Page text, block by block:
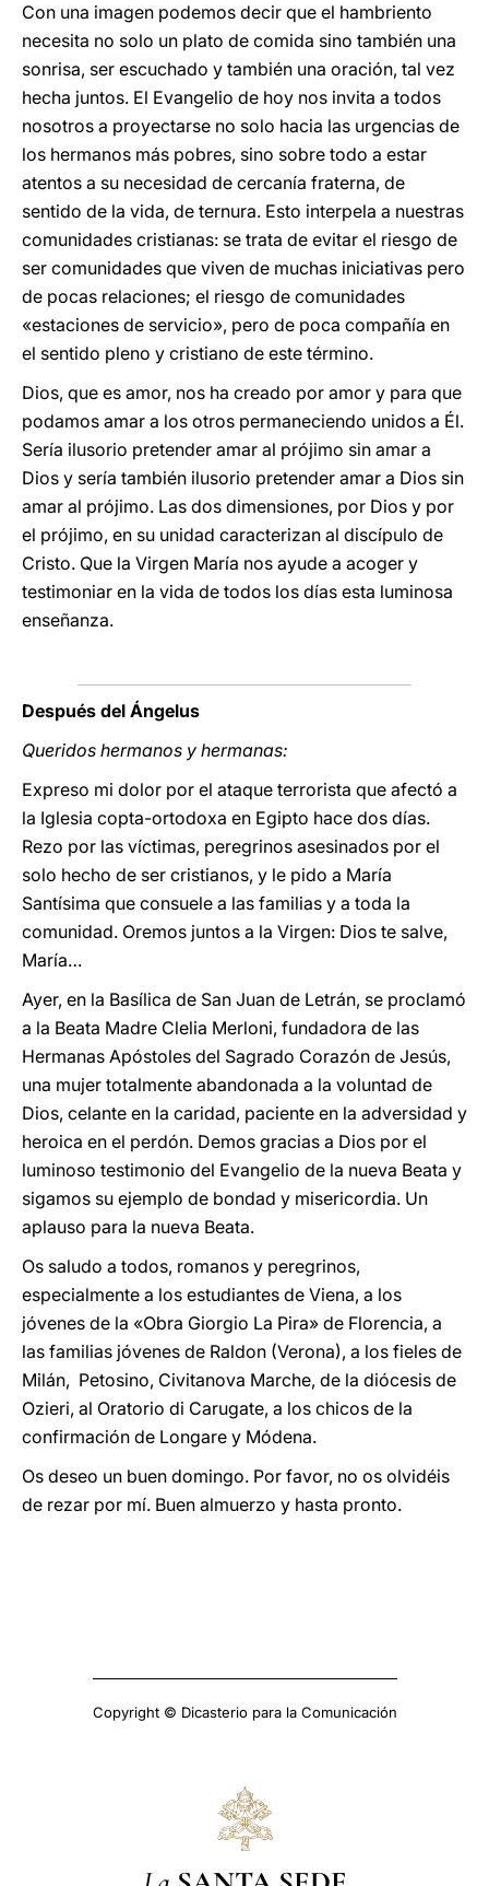
Con una imagen podemos decir que el hambriento
necesita no solo un plato de comida sino también una
sonrisa, ser escuchado y también una oración, tal vez
hecha juntos. El Evangelio de hoy nos invita a todos
nosotros a proyectarse no solo hacia las urgencias de
los hermanos más pobres, sino sobre todo a estar
atentos a su necesidad de cercanía fraterna, de
sentido de la vida, de ternura. Esto interpela a nuestras
comunidades cristianas: se trata de evitar el riesgo de
ser comunidades que viven de muchas iniciativas pero
de pocas relaciones; el riesgo de comunidades
«estaciones de servicio», pero de poca compañía en
el sentido pleno y cristiano de este término.
Dios, que es amor, nos ha creado por amor y para que
podamos amar a los otros permaneciendo unidos a Él.
Sería ilusorio pretender amar al prójimo sin amar a
Dios y sería también ilusorio pretender amar a Dios sin
amar al prójimo. Las dos dimensiones, por Dios y por
el prójimo, en su unidad caracterizan al discípulo de
Cristo. Que la Virgen María nos ayude a acoger y
testimoniar en la vida de todos los días esta luminosa
enseñanza.
Después del Ángelus
Queridos hermanos y hermanas:
Expreso mi dolor por el ataque terrorista que afectó a
la Iglesia copta-ortodoxa en Egipto hace dos días.
Rezo por las víctimas, peregrinos asesinados por el
solo hecho de ser cristianos, y le pido a María
Santísima que consuele a las familias y a toda la
comunidad. Oremos juntos a la Virgen: Dios te salve,
María…
Ayer, en la Basílica de San Juan de Letrán, se proclamó
a la Beata Madre Clelia Merloni, fundadora de las
Hermanas Apóstoles del Sagrado Corazón de Jesús,
una mujer totalmente abandonada a la voluntad de
Dios, celante en la caridad, paciente en la adversidad y
heroica en el perdón. Demos gracias a Dios por el
luminoso testimonio del Evangelio de la nueva Beata y
sigamos su ejemplo de bondad y misericordia. Un
aplauso para la nueva Beata.
Os saludo a todos, romanos y peregrinos,
especialmente a los estudiantes de Viena, a los
jóvenes de la «Obra Giorgio La Pira» de Florencia, a
las familias jóvenes de Raldon (Verona), a los fieles de
Milán, Petosino, Civitanova Marche, de la diócesis de
Ozieri, al Oratorio di Carugate, a los chicos de la
confirmación de Longare y Módena.
Os deseo un buen domingo. Por favor, no os olvidéis
de rezar por mí. Buen almuerzo y hasta pronto.
Copyright © Dicasterio para la Comunicación